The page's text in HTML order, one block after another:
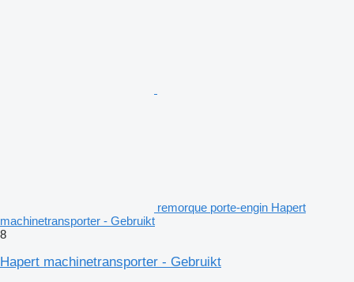
remorque porte-engin Hapert
machinetransporter - Gebruikt
8
Hapert machinetransporter - Gebruikt